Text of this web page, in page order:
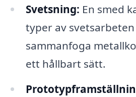
Svetsning: En smed
typer av
sammanfoga
ett hållbart sätt.